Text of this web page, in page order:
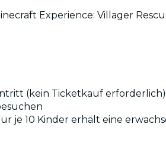
Experience: Villager
(kein Ticketkauf
je 10 Kinder erhält eine